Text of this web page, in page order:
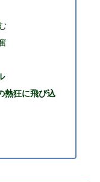
熱狂に飛び込